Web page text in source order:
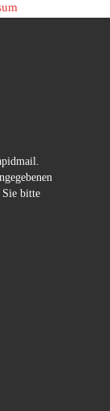
Sie bitte